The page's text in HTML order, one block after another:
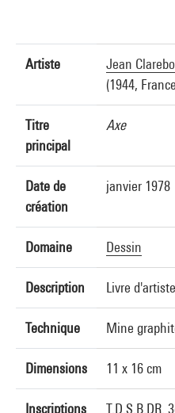
Artiste
Jean
(1944,
Titre
principal
Axe
Date de
création
janvier 1978
Domaine Dessin
Description Livre d'artiste
Technique Mine
Dimensions 11 x 16 cm
Inscriptions
T.D.S.B.DR.